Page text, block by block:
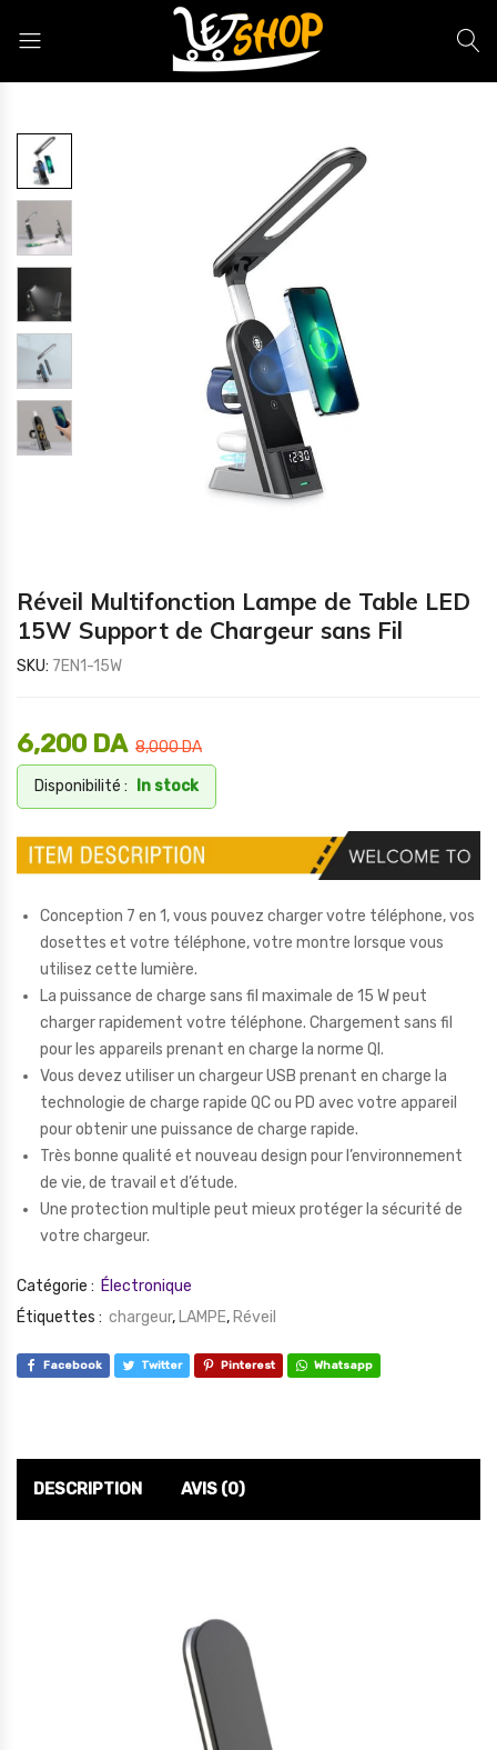
Réveil Multifonction Lampe de Table LED
15W Support de Chargeur sans Fil
SKU: 7EN1-15W
8,000DA
6,200 DA
Disponibilité : In stock
Conception 7 en 1, vous pouvez charger votre téléphone, vos
dosettes et votre téléphone, votre montre lorsque vous
utilisez cette lumière.
La puissance de charge sans fil maximale de 15 W peut
charger rapidement votre téléphone. Chargement sans fil
pour les appareils prenant en charge la norme QI.
Vous devez utiliser un chargeur USB prenant en charge la
technologie de charge rapide QC ou PD avec votre appareil
pour obtenir une puissance de charge rapide.
Très bonne qualité et nouveau design pour l’environnement
de vie, de travail et d’étude.
Une protection multiple peut mieux protéger la sécurité de
votre chargeur.
Catégorie : Électronique
Étiquettes : chargeur, LAMPE, Réveil
Facebook Twitter Pinterest Whatsapp
DESCRIPTION AVIS (0)